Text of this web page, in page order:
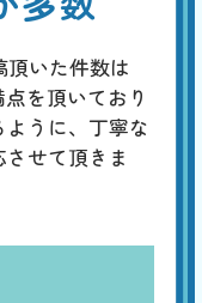
頂いた件数は
を頂いており
うに、丁寧な
せて頂きま